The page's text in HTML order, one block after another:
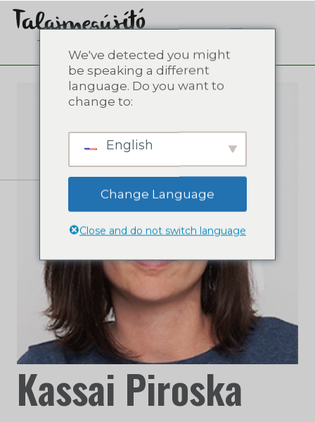
Kassai Piroska
We've detected you might
be speaking a different
language. Do you want to
change to:
English
Change Language
Close and do not switch language